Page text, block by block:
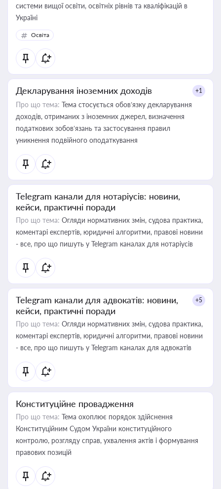
системи вищої освіти, освітніх рівнів та кваліфікацій в
Україні
Освіта
Декларування іноземних доходів +1
Про що тема: Тема стосується обов’язку декларування
доходів, отриманих з іноземних джерел, визначення
податкових зобов’язань та застосування правил
уникнення подвійного оподаткування
Telegram канали для нотаріусів: новини,
кейси, практичні поради
Про що тема: Огляди нормативних змін, судова практика,
коментарі експертів, юридичні алгоритми, правові новини
- все, про що пишуть у Telegram каналах для нотаріусів
Telegram канали для адвокатів: новини,
кейси, практичні поради
+5
Про що тема: Огляди нормативних змін, судова практика,
коментарі експертів, юридичні алгоритми, правові новини
- все, про що пишуть у Telegram каналах для адвокатів
Конституційне провадження
Про що тема: Тема охоплює порядок здійснення
Конституційним Судом України конституційного
контролю, розгляду справ, ухвалення актів і формування
правових позицій